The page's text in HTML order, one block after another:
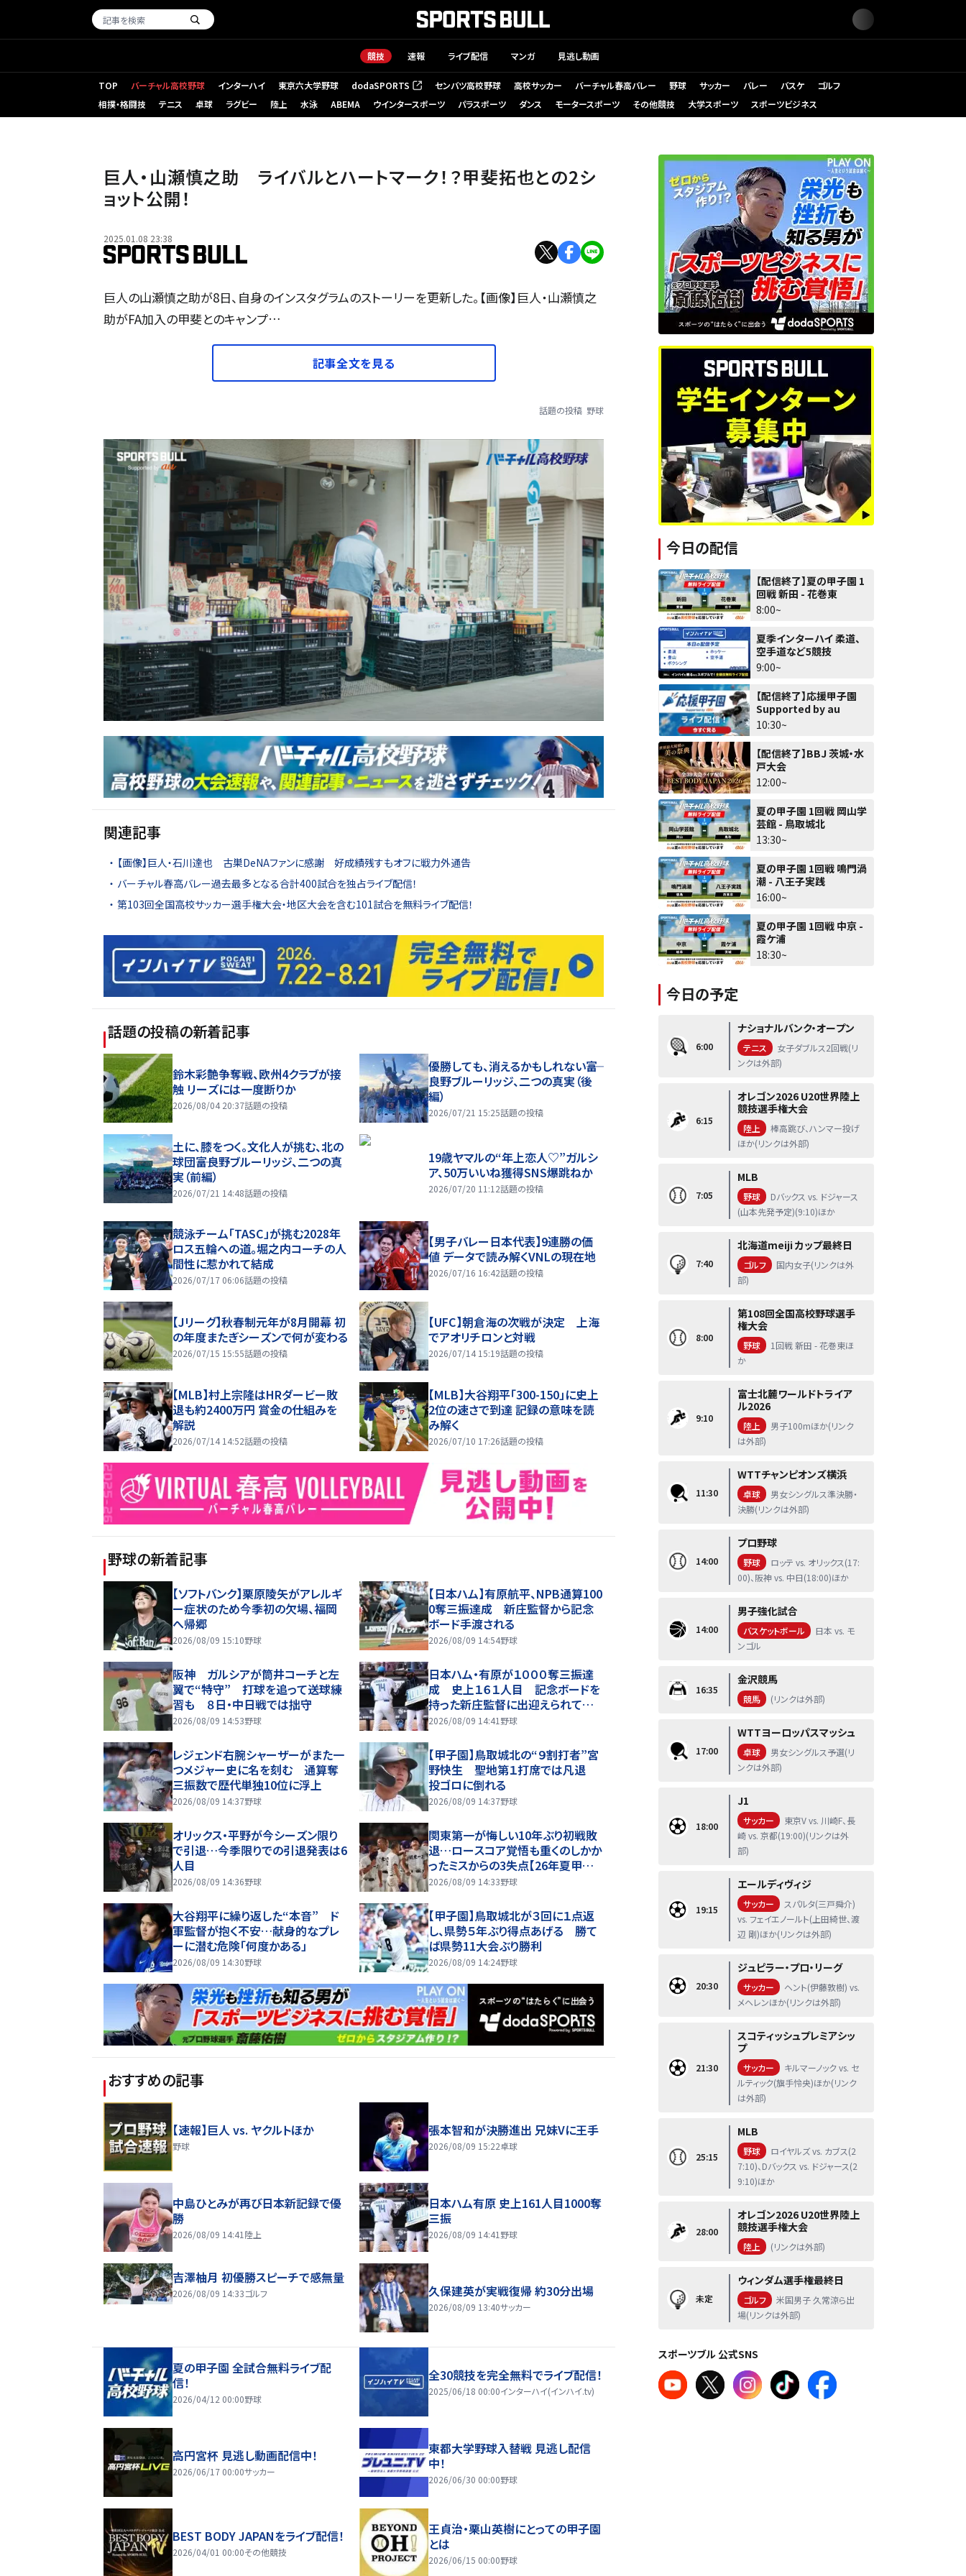
競技 速報 ライブ配信 マンガ 見逃し動画
TOP バーチャル高校野球 インターハイ 東京六大学野球 dodaSPORTS
（新しいタブで開く） センバツ高校野球 高校サッカー バーチャル春高バレー 野球 サッカー バレー バスケ
ゴルフ
相撲・格闘技
テニス 卓球 ラグビー 陸上 水泳 ABEMA ウインタースポーツ パラスポーツ ダンス モータースポーツ その他競技 大学スポーツ スポーツビジネス
巨人・山瀬慎之助 ライバルとハートマーク！？甲斐拓也との2シ
ョット公開！
2025.01.08 23:38
巨人の山瀬慎之助が8日、自身のインスタグラムのストーリーを更新した。【画像】巨人・山瀬慎之
助がFA加入の甲斐とのキャンプ…
記事全文を見る
話題の投稿 野球
関連記事
【画像】巨人・石川達也 古巣DeNAファンに感謝 好成績残すもオフに戦力外通告
バーチャル春高バレー過去最多となる合計400試合を独占ライブ配信！
第103回全国高校サッカー選手権大会・地区大会を含む101試合を無料ライブ配信！
話題の投稿の新着記事
鈴木彩艶争奪戦、欧州4クラブが接
触 リーズには一度断りか
2026/08/04 20:37話題の投稿
優勝しても、消えるかもしれない――富
良野ブルーリッジ、二つの真実（後
編）
2026/07/21 15:25話題の投稿
土に、膝をつく。文化人が挑む、北の
球団――富良野ブルーリッジ、二つの真
実（前編）
2026/07/21 14:48話題の投稿
19歳ヤマルの“年上恋人♡”ガルシ
ア、50万いいね獲得SNS爆跳ねか
2026/07/20 11:12話題の投稿
競泳チーム「TASC」が挑む2028年
ロス五輪への道。堀之内コーチの人
間性に惹かれて結成
2026/07/17 06:06話題の投稿
【男子バレー日本代表】9連勝の価
値 データで読み解くVNLの現在地
2026/07/16 16:42話題の投稿
【Jリーグ】秋春制元年が8月開幕 初
の年度またぎシーズンで何が変わる
2026/07/15 15:55話題の投稿
【UFC】朝倉海の次戦が決定 上海
でアオリチロンと対戦
2026/07/14 15:19話題の投稿
【MLB】村上宗隆はHRダービー敗
退も約2400万円 賞金の仕組みを
解説
2026/07/14 14:52話題の投稿
【MLB】大谷翔平「300-150」に史上
2位の速さで到達 記録の意味を読
み解く
2026/07/10 17:26話題の投稿
野球の新着記事
【ソフトバンク】栗原陵矢がアレルギ
ー症状のため今季初の欠場、福岡
へ帰郷
2026/08/09 15:10野球
【日本ハム】有原航平、NPB通算100
0奪三振達成 新庄監督から記念
ボード手渡される
2026/08/09 14:54野球
阪神 ガルシアが筒井コーチと左
翼で“特守” 打球を追って送球練
習も ８日・中日戦では拙守
2026/08/09 14:53野球
日本ハム・有原が１０００奪三振達
成 史上１６１人目 記念ボードを
持った新庄監督に出迎えられて笑
顔
2026/08/09 14:41 野球
レジェンド右腕シャーザーがまた一
つメジャー史に名を刻む 通算奪
三振数で歴代単独10位に浮上
2026/08/09 14:37野球
【甲子園】鳥取城北の“９割打者”宮
野快生 聖地第１打席では凡退
投ゴロに倒れる
2026/08/09 14:37野球
オリックス・平野が今シーズン限り
で引退…今季限りでの引退発表は6
人目
2026/08/09 14:36野球
関東第一が悔しい10年ぶり初戦敗
退…ロースコア覚悟も重くのしかか
ったミスからの3失点【26年夏甲子
園】
2026/08/09 14:33野球
大谷翔平に繰り返した“本音” ド
軍監督が抱く不安…献身的なプレ
ーに潜む危険「何度かある」
2026/08/09 14:30野球
【甲子園】鳥取城北が３回に１点返
し、県勢５年ぶり得点あげる 勝て
ば県勢11大会ぶり勝利
2026/08/09 14:24野球
おすすめの記事
【速報】巨人 vs. ヤクルトほか
野球
張本智和が決勝進出 兄妹Vに王手
2026/08/09 15:22卓球
中島ひとみが再び日本新記録で優
勝
2026/08/09 14:41 陸上
日本ハム有原 史上161人目1000奪
三振
2026/08/09 14:41 野球
吉澤柚月 初優勝スピーチで感無量
2026/08/09 14:33ゴルフ 久保建英が実戦復帰 約30分出場
2026/08/09 13:40サッカー
夏の甲子園 全試合無料ライブ配
信！
2026/04/12 00:00野球
全30競技を完全無料でライブ配信！
2025/06/18 00:00インターハイ(インハイ.tv)
高円宮杯 見逃し動画配信中！
2026/06/17 00:00サッカー
東都大学野球入替戦 見逃し配信
中！
2026/06/30 00:00野球
BEST BODY JAPANをライブ配信！
2026/04/01 00:00その他競技
王貞治・栗山英樹にとっての甲子園
とは
2026/06/15 00:00野球
今日の配信
【配信終了】夏の甲子園 1
回戦 新田 - 花巻東
8:00~
夏季インターハイ 柔道、
空手道など5競技
9:00~
【配信終了】応援甲子園
Supported by au
10:30~
【配信終了】BBJ 茨城・水
戸大会
12:00~
夏の甲子園 1回戦 岡山学
芸館 - 鳥取城北
13:30~
夏の甲子園 1回戦 鳴門渦
潮 - 八王子実践
16:00~
夏の甲子園 1回戦 中京 -
霞ケ浦
18:30~
今日の予定
6:00
ナショナルバンク・オープン
テニス
女子ダブルス2回戦(リ
ンクは外部)
6:15
オレゴン2026 U20世界陸上
競技選手権大会
陸上
棒高跳び、ハンマー投げ
ほか(リンクは外部)
7:05
MLB
野球
Dバックス vs. ドジャース
(山本先発予定)(9:10)ほか
7:40
北海道meiji カップ最終日
ゴルフ
国内女子(リンクは外
部)
8:00
第108回全国高校野球選手
権大会
野球
1回戦 新田 - 花巻東ほ
か
9:10
富士北麓ワールドトライア
ル2026
陸上
男子100mほか(リンク
は外部)
11:30
WTTチャンピオンズ横浜
卓球
男女シングルス準決勝・
決勝(リンクは外部)
14:00
プロ野球
野球
ロッテ vs. オリックス(17:
00)、阪神 vs. 中日(18:00)ほか
14:00
男子強化試合
バスケットボール
日本 vs. モ
ンゴル
16:35
金沢競馬
競馬 (リンクは外部)
17:00
WTTヨーロッパスマッシュ
卓球
男女シングルス予選(リ
ンクは外部)
18:00
J1
サッカー
東京V vs. 川崎F、長
崎 vs. 京都(19:00)(リンクは外
部)
19:15
エールディヴィジ
サッカー
スパルタ(三戸舜介)
vs. フェイエノールト(上田綺世、渡
辺 剛)ほか(リンクは外部)
20:30
ジュピラー・プロ・リーグ
サッカー
ヘント(伊藤敦樹) vs.
メヘレンほか(リンクは外部)
21:30
スコティッシュプレミアシッ
プ
サッカー
キルマーノック vs. セ
ルティック(旗手怜央)ほか(リンク
は外部)
25:15
MLB
野球
ロイヤルズ vs. カブス(2
7:10)、Dバックス vs. ドジャース(2
9:10)ほか
28:00
オレゴン2026 U20世界陸上
競技選手権大会
陸上 (リンクは外部)
未定
ウィンダム選手権最終日
ゴルフ
米国男子 久常涼ら出
場(リンクは外部)
スポーツブル 公式SNS